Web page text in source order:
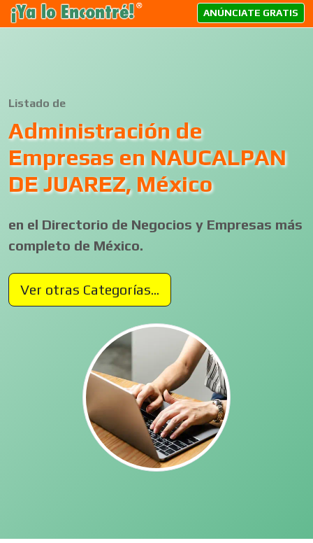
ANÚNCIATE GRATIS
Listado de
Administración de
Empresas en NAUCALPAN
DE JUAREZ, México
en el Directorio de Negocios y Empresas más
completo de México.
Ver otras Categorías...